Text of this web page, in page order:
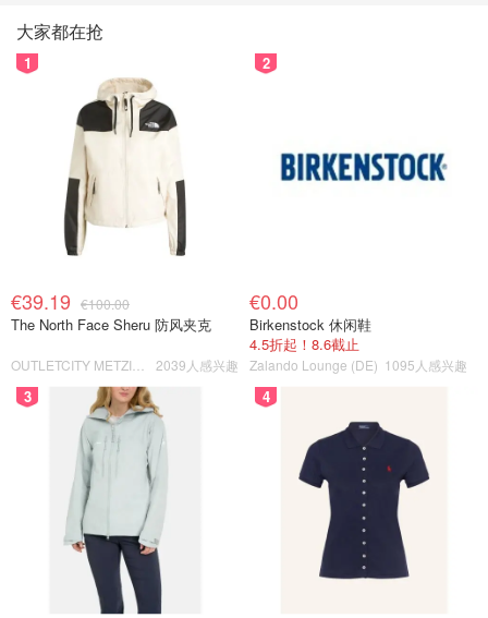
大家都在抢
1
€39.19 €100.00
The North Face Sheru 防风夹克
2039人感兴趣
2
€0.00
Birkenstock 休闲鞋
4.5折起！8.6截止
Zalando Lounge (DE) 1095人感兴趣
3 4